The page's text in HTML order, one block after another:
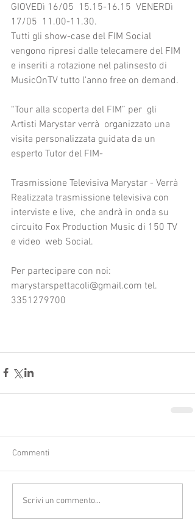
GIOVEDì 16/05  15.15-16.15  VENERDì
17/05  11.00-11.30.
Tutti gli show-case del FIM Social
vengono ripresi dalle telecamere del FIM
e inseriti a rotazione nel palinsesto di
MusicOnTV tutto l'anno free on demand.
“Tour alla scoperta del FIM” per  gli
Artisti Marystar verrà  organizzato una
visita personalizzata guidata da un
esperto Tutor del FIM-
Trasmissione Televisiva Marystar - Verrà
Realizzata trasmissione televisiva con
interviste e live,  che andrà in onda su
circuito Fox Production Music di 150 TV
e video  web Social.
Per partecipare con noi:
marystarspettacoli@gmail.com tel.
3351279700
Commenti
Scrivi un commento...